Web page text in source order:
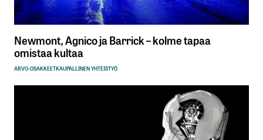
Newmont, Agnico ja Barrick – kolme tapaa
omistaa kultaa
ARVO-OSAKKEETKAUPALLINEN YHTEISTYÖ